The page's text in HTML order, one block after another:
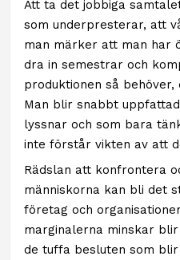
Att ta det jobbiga
som underpresterar, att
man märker att man har
dra in semestrar och
produktionen så
Man blir snabbt
lyssnar och som bara
inte förstår vikten av att
Rädslan att konfrontera
människorna kan bli det
företag och
marginalerna minskar
de tuffa besluten som blir